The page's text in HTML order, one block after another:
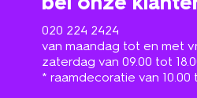
020 224 2424
van maandag tot en met
zaterdag van 09.00 tot
* raamdecoratie van 10.00